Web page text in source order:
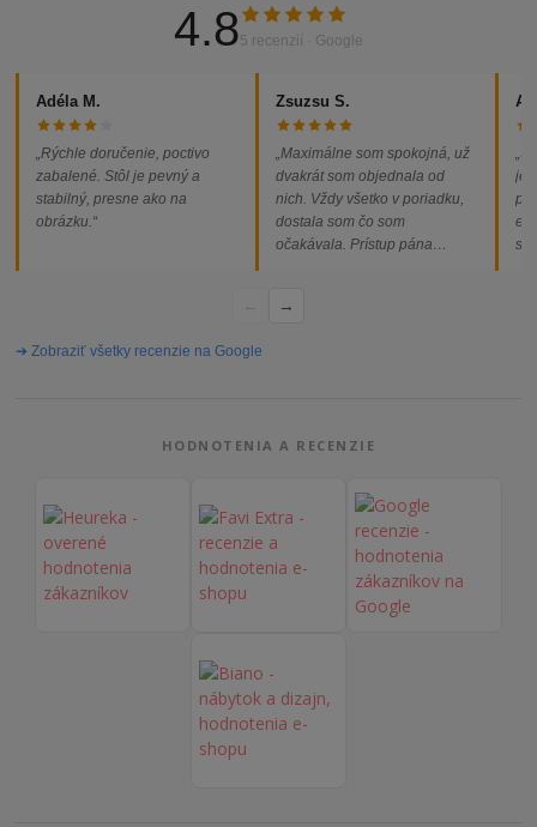
4.85 recenzií · Google
Adéla M.
„Rýchle doručenie, poctivo
zabalené. Stôl je pevný a
stabilný, presne ako na
obrázku.“
Zsuzsu S.
„Maximálne som spokojná, už
dvakrát som objednala od
nich. Vždy všetko v poriadku,
dostala som čo som
očakávala. Prístup pána
problémov. Vrele odporúčam!“
→
➔ Zobraziť všetky recenzie na Google
HODNOTENIA A RECENZIE